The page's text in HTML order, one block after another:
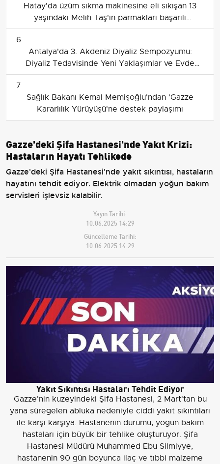
Hatay'da üzüm sıkma makinesine eli sıkışan 13
yaşındaki Melih Taş'ın parmakları başarılı
ameliyatla dikildi
6
Antalya'da 3. Akdeniz Diyaliz Sempozyumu:
Diyaliz Tedavisinde Yeni Yaklaşımlar ve Evde
Diyaliz Vurgusu
7
Sağlık Bakanı Kemal Memişoğlu'ndan 'Gazze
Kararlılık Yürüyüşü'ne destek paylaşımı
Gazze'deki Şifa Hastanesi'nde Yakıt Krizi:
Hastaların Hayatı Tehlikede
Gazze'deki Şifa Hastanesi'nde yakıt sıkıntısı, hastaların
hayatını tehdit ediyor. Elektrik olmadan yoğun bakım
servisleri işlevsiz kalabilir.
Yayın Tarihi:
10.06.2025 14:29
Güncelleme Tarihi:
10.06.2025 14:29
Yakıt Sıkıntısı Hastaları Tehdit Ediyor
Gazze'nin kuzeyindeki Şifa Hastanesi, 2 Mart'tan bu
yana süregelen abluka nedeniyle ciddi yakıt sıkıntıları
ile karşı karşıya. Hastanenin durumu, yoğun bakım
hastaları için büyük bir tehlike oluşturuyor. Şifa
Hastanesi Müdürü Muhammed Ebu Silmiyye,
hastanenin 90 gün boyunca ilaç ve tıbbi malzeme